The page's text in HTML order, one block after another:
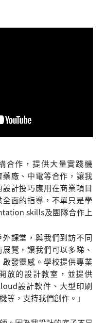
合作，提供大量實踐機
廠、中電等合作，讓我
計投巧應用在商業項目
面的指導，不單只是學
skills及團隊合作上
外課堂，與我們到訪不同
覽，讓我們可以多睇、
發靈感。學校提供專業
放的設計教室，並提供
設計軟件、大型印刷
等，支持我們創作。」